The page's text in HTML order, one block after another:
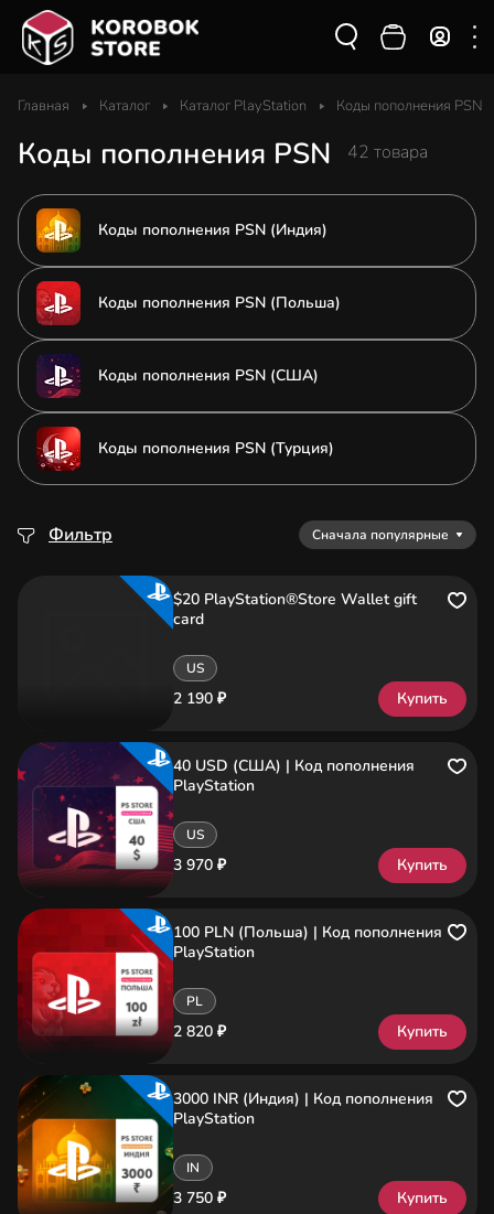
Главная Каталог Каталог PlayStation Коды пополнения PSN
Коды пополнения PSN 42 товара
Коды пополнения PSN (Индия)
Коды пополнения PSN (Польша)
Коды пополнения PSN (США)
Коды пополнения PSN (Турция)
Фильтр Сначала популярные
$20 PlayStation®Store Wallet gift
card
US
2 190 ₽ Купить
40 USD (США) | Код пополнения
PlayStation
US
3 970 ₽ Купить
100 PLN (Польша) | Код пополнения
PlayStation
PL
2 820 ₽ Купить
3000 INR (Индия) | Код пополнения
PlayStation
IN
3 750 ₽ Купить